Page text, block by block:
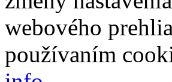
webového
používaním